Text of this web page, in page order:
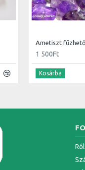
Ametiszt
1 500Ft
Kosárba